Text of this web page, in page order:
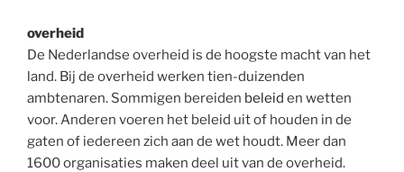
overheid
De Nederlandse overheid is de hoogste macht van het
land. Bij de overheid werken tien-duizenden
ambtenaren. Sommigen bereiden beleid en wetten
voor. Anderen voeren het beleid uit of houden in de
gaten of iedereen zich aan de wet houdt. Meer dan
1600 organisaties maken deel uit van de overheid.